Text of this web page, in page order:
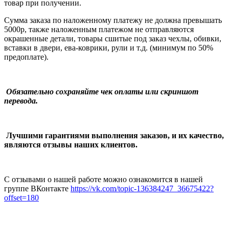
товар при получении.
Сумма заказа по наложенному платежу не должна превышать
5000р, также наложенным платежом не отправляются
окрашенные детали, товары сшитые под заказ чехлы, обивки,
вставки в двери, ева-коврики, рули и т.д. (минимум по 50%
предоплате).
Обязательно сохраняйте чек оплаты или скриншот
перевода.
Лучшими гарантиями выполнения заказов, и их качество,
являются отзывы наших клиентов.
С отзывами о нашей работе можно ознакомится в нашей
группе ВКонтакте https://vk.com/topic-136384247_36675422?
offset=180